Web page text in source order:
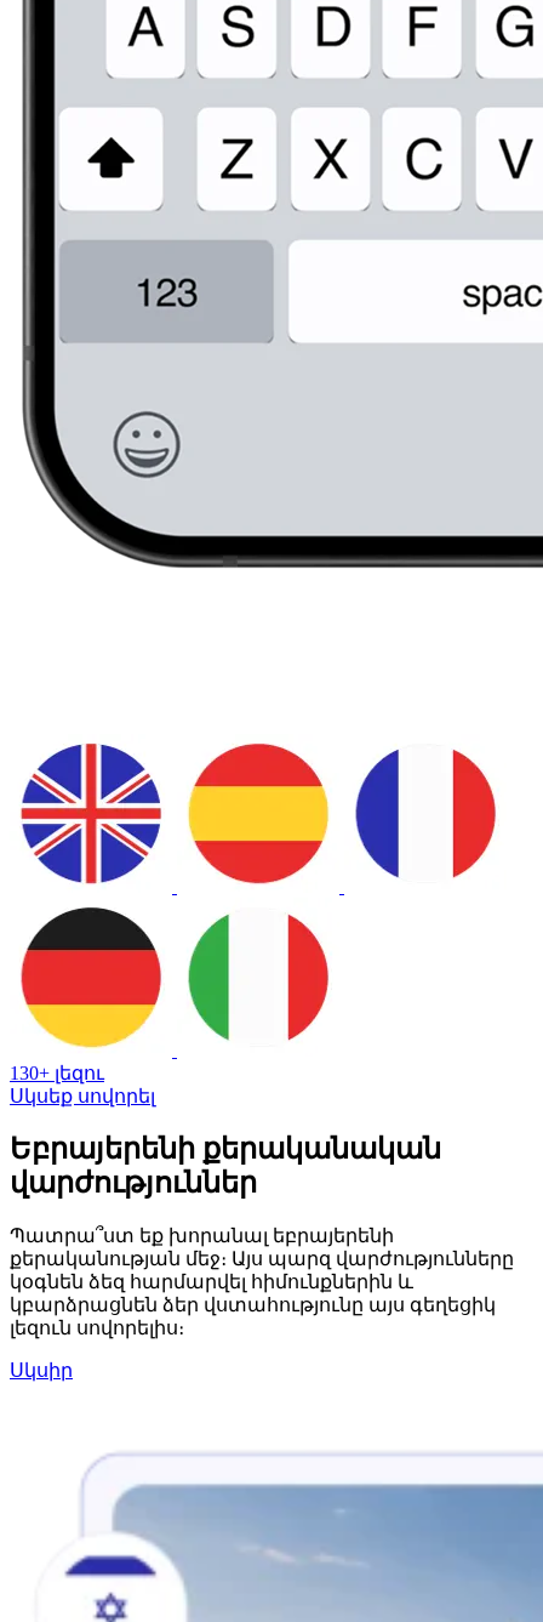
130+ լեզու
Սկսեք սովորել
Եբրայերենի քերականական
վարժություններ
Պատրա՞ստ եք խորանալ եբրայերենի
քերականության մեջ։ Այս պարզ վարժությունները
կօգնեն ձեզ հարմարվել հիմունքներին և
կբարձրացնեն ձեր վստահությունը այս գեղեցիկ
լեզուն սովորելիս։
Սկսիր